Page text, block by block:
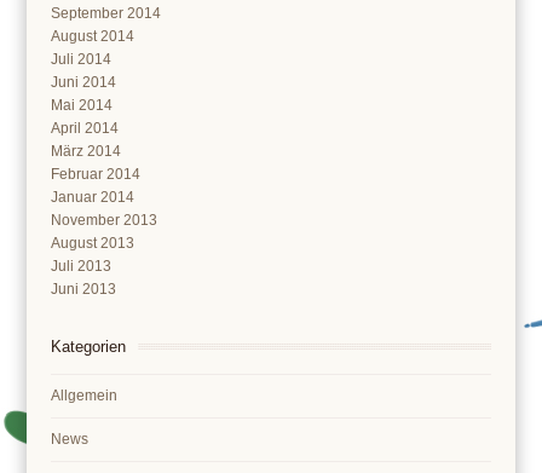
September 2014
August 2014
Juli 2014
Juni 2014
Mai 2014
April 2014
März 2014
Februar 2014
Januar 2014
November 2013
August 2013
Juli 2013
Juni 2013
Kategorien
Allgemein
News